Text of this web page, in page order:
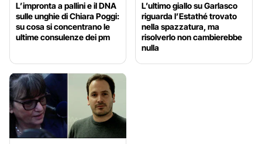
L’impronta a pallini e il DNA
sulle unghie di Chiara Poggi:
su cosa si concentrano le
ultime consulenze dei pm
L’ultimo giallo su Garlasco
riguarda l’Estathé trovato
nella spazzatura, ma
risolverlo non cambierebbe
nulla